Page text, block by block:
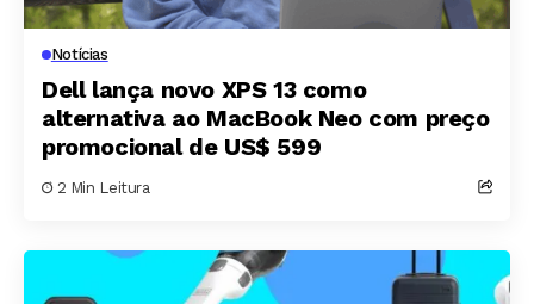
Notícias
Dell lança novo XPS 13 como
alternativa ao MacBook Neo com preço
promocional de US$ 599
2 Min Leitura